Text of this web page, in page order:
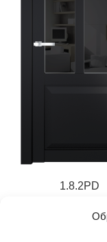
1.8.2PD
17 783 ₽